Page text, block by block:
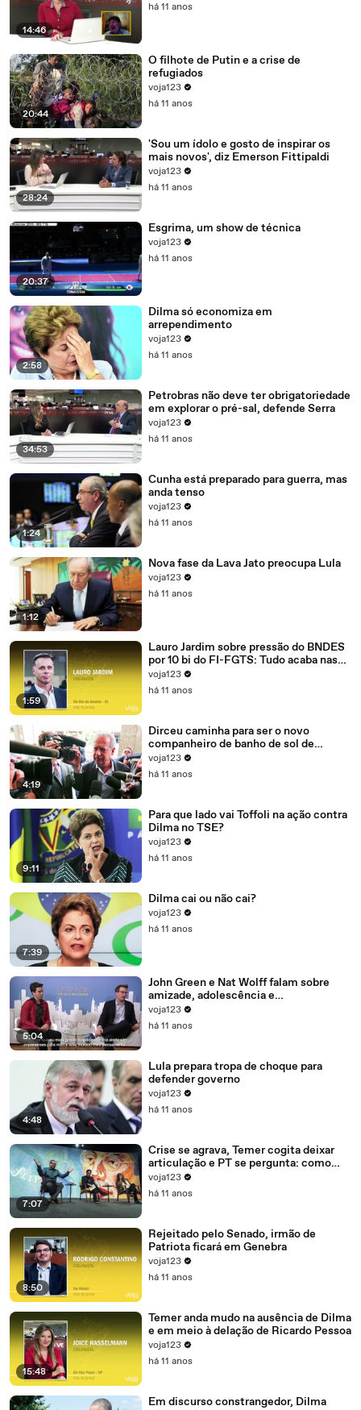
14:46
há 11 anos
20:44
O filhote de Putin e a crise de
refugiados
voja123
há 11 anos
28:24
'Sou um ídolo e gosto de inspirar os
mais novos', diz Emerson Fittipaldi
voja123
há 11 anos
20:37
Esgrima, um show de técnica
voja123
há 11 anos
2:58
Dilma só economiza em
arrependimento
voja123
há 11 anos
34:53
Petrobras não deve ter obrigatoriedade
em explorar o pré-sal, defende Serra
voja123
há 11 anos
1:24
Cunha está preparado para guerra, mas
anda tenso
voja123
há 11 anos
1:12
Nova fase da Lava Jato preocupa Lula
voja123
há 11 anos
1:59
Lauro Jardim sobre pressão do BNDES
por 10 bi do FI-FGTS: Tudo acaba nas
mãos de Cunha
voja123
há 11 anos
4:19
Dirceu caminha para ser o novo
companheiro de banho de sol de
Marcelo Odebrecht e Cia.
voja123
há 11 anos
9:11
Para que lado vai Toffoli na ação contra
Dilma no TSE?
voja123
há 11 anos
7:39
Dilma cai ou não cai?
voja123
há 11 anos
5:04
John Green e Nat Wolff falam sobre
amizade, adolescência e
amadurecimento
voja123
há 11 anos
4:48
Lula prepara tropa de choque para
defender governo
voja123
há 11 anos
7:07
Crise se agrava, Temer cogita deixar
articulação e PT se pergunta: como
recompor o governo?
voja123
há 11 anos
8:50
Rejeitado pelo Senado, irmão de
Patriota ficará em Genebra
voja123
há 11 anos
15:48
Temer anda mudo na ausência de Dilma
e em meio à delação de Ricardo Pessoa
voja123
há 11 anos
Em discurso constrangedor, Dilma